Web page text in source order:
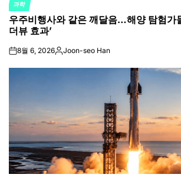
POSTED
IN
과학
우주비행사와 같은 깨달음…해양 탐험가
더뷰 효과’
on8월 6, 2026Posted
Joon-seo Han